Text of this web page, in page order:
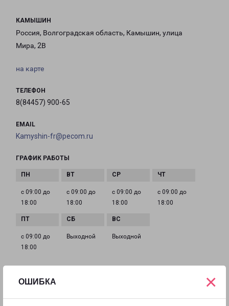
ОШИБКА ×
КАМЫШИН
Россия, Волгоградская область, Камышин, улица
Мира, 2В
на карте
ТЕЛЕФОН
8(84457) 900-65
EMAIL
Kamyshin-fr@pecom.ru
ГРАФИК РАБОТЫ
с 09:00 до
18:00
с 09:00 до
18:00
с 09:00 до
18:00
с 09:00 до
18:00
с 09:00 до
18:00
Выходной Выходной
ЖИРНОВСК
Волгоградская область, г. Жирновск, ул.